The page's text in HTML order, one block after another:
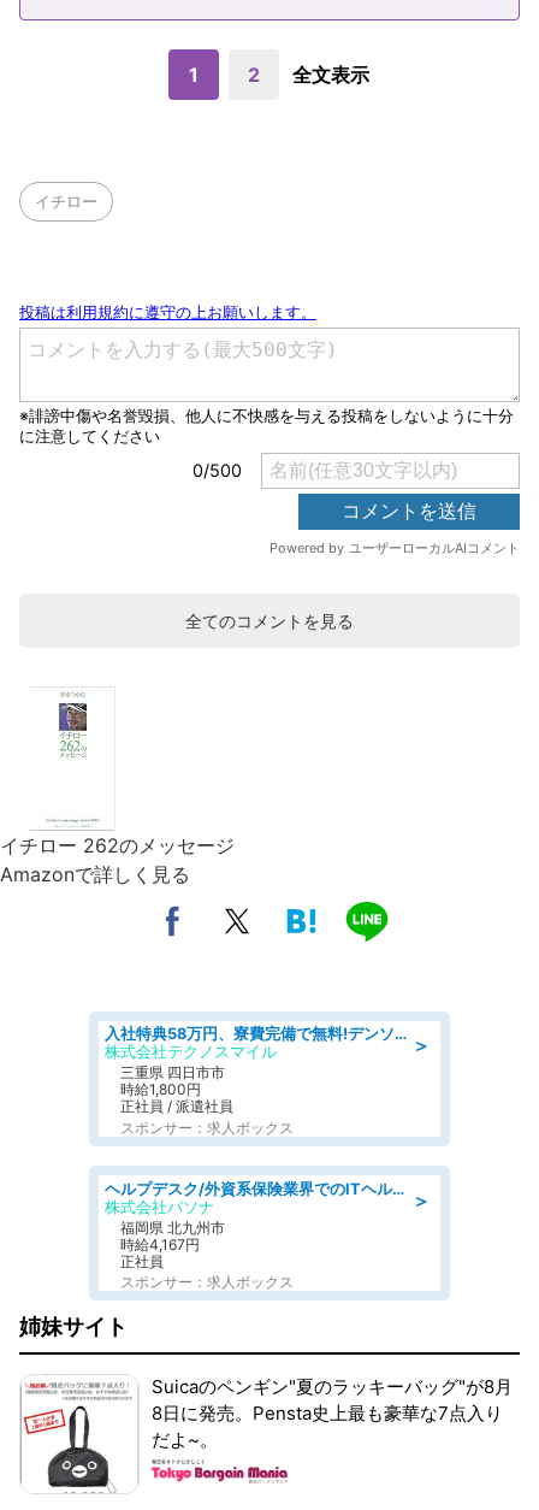
1 2 全文表示
イチロー
全てのコメントを見る
イチロー 262のメッセージ
Amazonで詳しく見る
＞
入社特典58万円、寮費完備で無料!デンソーで働こう!自動車工場で小型部品の検査業務 denso aichi
株式会社テクノスマイル
三重県 四日市市
時給1,800円
正社員 / 派遣社員
スポンサー：求人ボックス
＞
ヘルプデスク/外資系保険業界でのITヘルプデスク業務/駅近/即日勤務可/ヘルプデスク
株式会社パソナ
福岡県 北九州市
時給4,167円
正社員
スポンサー：求人ボックス
姉妹サイト
Suicaのペンギン"夏のラッキーバッグ"が8月
8日に発売。Pensta史上最も豪華な7点入り
だよ~。